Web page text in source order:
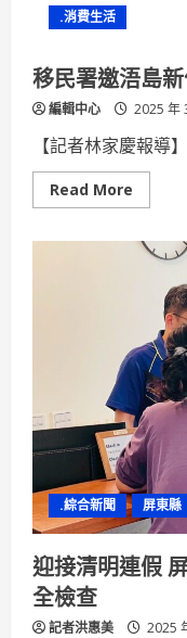
媒
率
逾
5
.消費生活
移民署邀浯島
編輯中心 2025 年
【記者林家慶報
Read More
more
民
住
民
手
作
蛇
年
開
運
擴
香
石
.綜合新聞 屏東縣
迎接清明連假
全檢查
記者洪惠美 2025